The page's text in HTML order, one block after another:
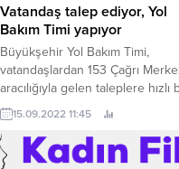
Vatandaş talep ediyor, Yol
Bakım Timi yapıyor
Büyükşehir Yol Bakım Timi,
vatandaşlardan 153 Çağrı
aracılığıyla gelen taleplere hızlı
şekilde cevap vererek, bakım ve
onarım yapıyor Kocaeli
Büyükşehir Belediyesi Yol
Timi, asfaltlamaya uygun
15.09.2022 11:45